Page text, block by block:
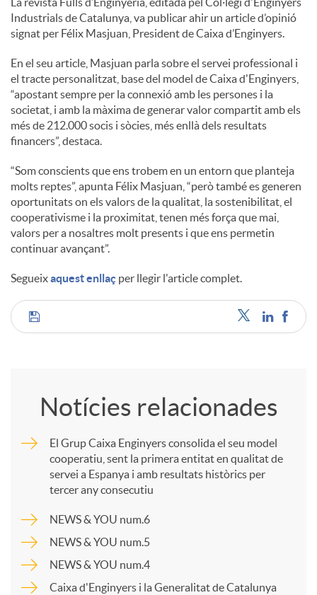
c
o
n
t
i
n
g
s
Industrials de Catalunya, va publicar ahir un article d’opinió
signat per Félix Masjuan, President de Caixa d’Enginyers.
En el seu article, Masjuan parla sobre el servei professional i
el tracte personalitzat, base del model de Caixa d'Enginyers,
“apostant sempre per la connexió amb les persones i la
societat, i amb la màxima de generar valor compartit amb els
més de 212.000 socis i sòcies, més enllà dels resultats
financers”, destaca.
“Som conscients que ens trobem en un entorn que planteja
molts reptes”, apunta Félix Masjuan, “però també es generen
oportunitats on els valors de la qualitat, la sostenibilitat, el
cooperativisme i la proximitat, tenen més força que mai,
valors per a nosaltres molt presents i que ens permetin
continuar avançant”.
Segueixaquest enllaç per llegir l'article complet.
C
a
r
Notícies relacionades
El Grup Caixa Enginyers consolida el seu model
cooperatiu, sent la primera entitat en qualitat de
servei a Espanya i amb resultats històrics per
tercer any consecutiu
NEWS & YOU num.6
NEWS & YOU num.5
NEWS & YOU num.4
Caixa d'Enginyers i la Generalitat de Catalunya